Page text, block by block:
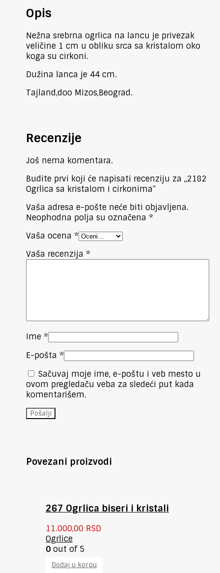
Opis
Nežna srebrna ogrlica na lancu je privezak
veličine 1 cm u obliku srca sa kristalom oko
koga su cirkoni.
Dužina lanca je 44 cm.
Tajland,doo Mizos,Beograd.
Recenzije
Još nema komentara.
Budite prvi koji će napisati recenziju za „2182
Ogrlica sa kristalom i cirkonima“
Vaša adresa e-pošte neće biti objavljena.
Neophodna polja su označena *
Vaša ocena *
Vaša recenzija *
Ime *
E-pošta *
Sačuvaj moje ime, e-poštu i veb mesto u
ovom pregledaču veba za sledeći put kada
komentarišem.
Povezani proizvodi
267 Ogrlica biseri i kristali
11.000,00 RSD
Ogrlice
0 out of 5
Dodaj u korpu